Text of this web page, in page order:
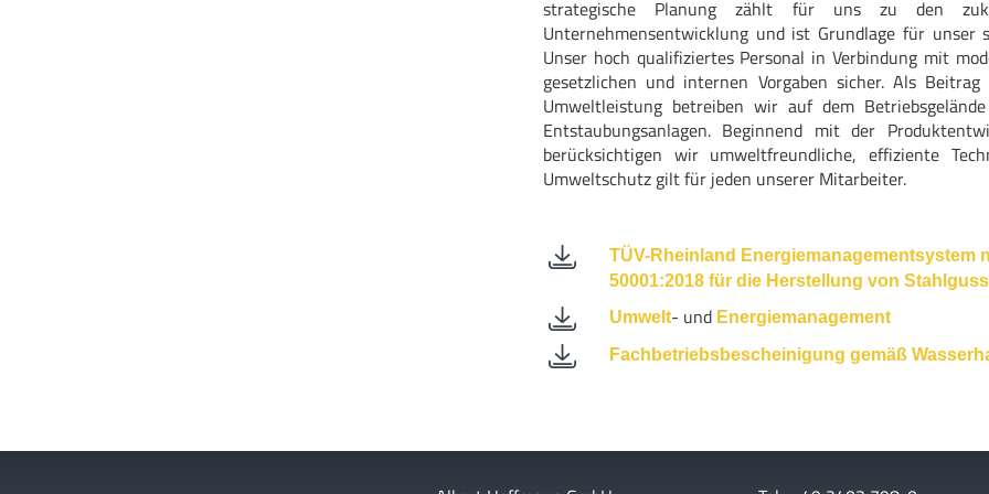
strategische Planung zählt für uns zu den
Unternehmensentwicklung und ist Grundlage für unser
Unser hoch qualifiziertes Personal in Verbindung mit
gesetzlichen und internen Vorgaben sicher. Als
Umweltleistung betreiben wir auf dem
Entstaubungsanlagen. Beginnend mit der
berücksichtigen wir umweltfreundliche, effiziente
Umweltschutz gilt für jeden unserer Mitarbeiter.
TÜV-Rheinland Energiemanagementsystem
50001:2018 für die Herstellung von Stahlguss
Umwelt- und Energiemanagement
Fachbetriebsbescheinigung gemäß